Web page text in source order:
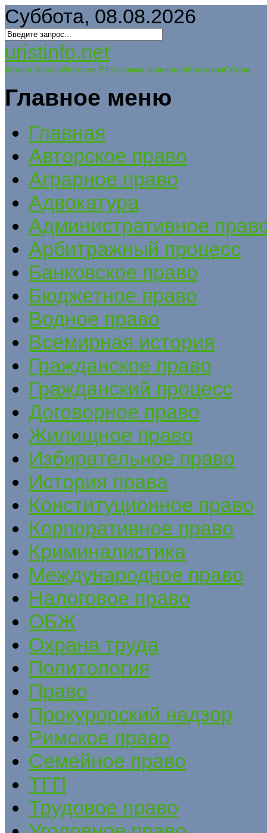
Суббота, 08.08.2026
uristinfo.net
Історія УкраїниИстория РФИсковые заявленияКонтактыСтатьи
Главное меню
Главная
Авторское право
Аграрное право
Адвокатура
Административное
Арбитражный процесс
Банковское право
Бюджетное право
Водное право
Всемирная история
Гражданское право
Гражданский процесс
Договорное право
Жилищное право
Избирательное право
История права
Конституционное право
Корпоративное право
Криминалистика
Международное право
Налоговое право
ОБЖ
Охрана труда
Политология
Право
Прокурорский надзор
Римское право
Семейное право
ТГП
Трудовое право